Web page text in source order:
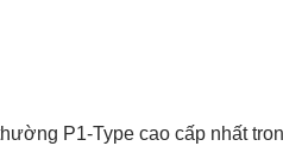
P1-Type cao cấp nhất